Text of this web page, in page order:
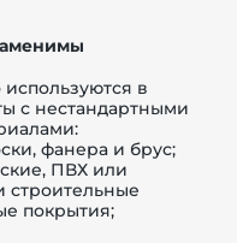
в
с нестандартными
фанера и брус;
ПВХ или
строительные
покрытия;